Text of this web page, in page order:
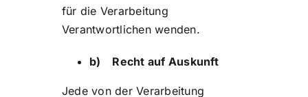
für die Verarbeitung
Verantwortlichen wenden.
b) Recht auf Auskunft
Jede von der Verarbeitung